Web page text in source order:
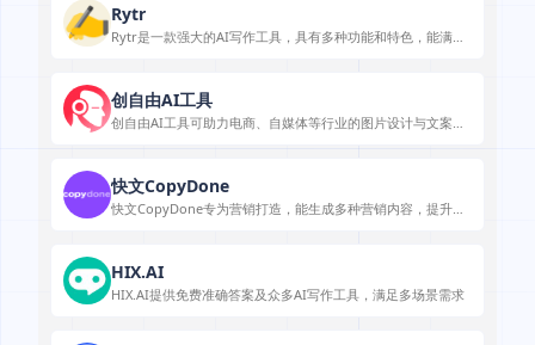
Rytr
Rytr是一款强大的AI写作工具，具有多种功能和特色，能满足
创自由AI工具
创自由AI工具可助力电商、自媒体等行业的图片设计与文案撰
快文CopyDone
快文CopyDone专为营销打造，能生成多种营销内容，提升内
HIX.AI
HIX.AI提供免费准确答案及众多AI写作工具，满足多场景需求